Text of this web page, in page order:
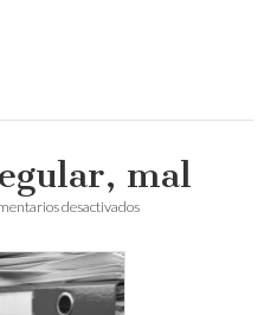
mal
desactivadosen